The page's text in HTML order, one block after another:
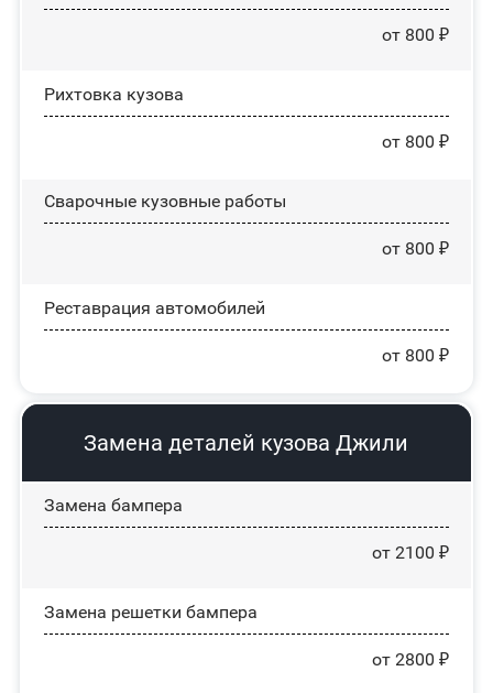
от 800 ₽
Рихтовка кузова
от 800 ₽
Сварочные кузовные работы
от 800 ₽
Реставрация автомобилей
от 800 ₽
Замена деталей кузова Джили
Замена бампера
от 2100 ₽
Замена решетки бампера
от 2800 ₽